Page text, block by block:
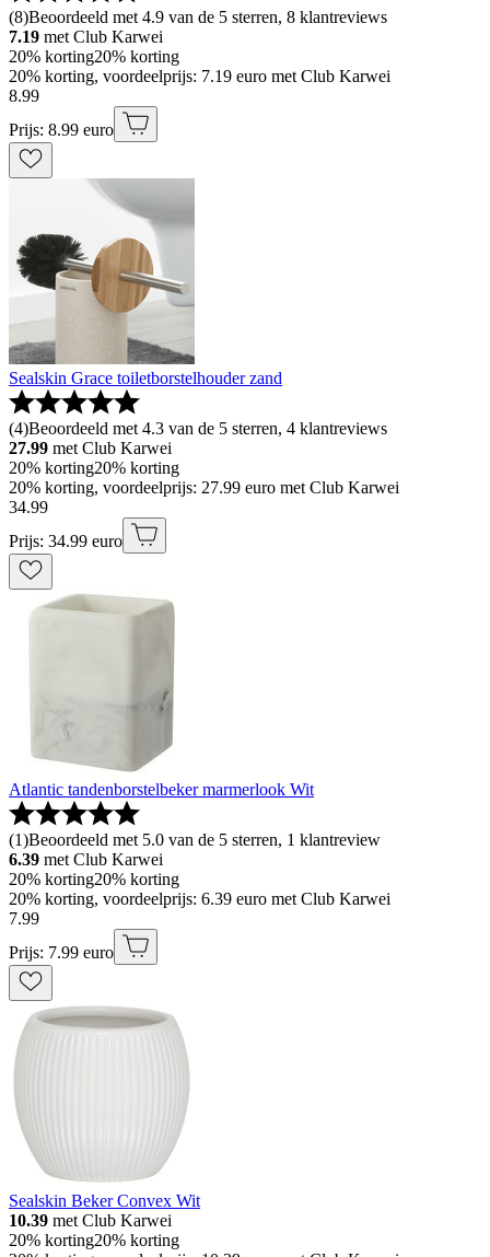
(8)Beoordeeld met 4.9 van de 5 sterren, 8 klantreviews
7.19 met Club Karwei
20% korting20% korting
20% korting, voordeelprijs: 7.19 euro met Club Karwei
8.99
Prijs: 8.99 euro
Sealskin Grace toiletborstelhouder zand
(4)Beoordeeld met 4.3 van de 5 sterren, 4 klantreviews
27.99 met Club Karwei
20% korting20% korting
20% korting, voordeelprijs: 27.99 euro met Club Karwei
34.99
Prijs: 34.99 euro
Atlantic tandenborstelbeker marmerlook Wit
(1)Beoordeeld met 5.0 van de 5 sterren, 1 klantreview
6.39 met Club Karwei
20% korting20% korting
20% korting, voordeelprijs: 6.39 euro met Club Karwei
7.99
Prijs: 7.99 euro
Sealskin Beker Convex Wit
10.39 met Club Karwei
20% korting20% korting